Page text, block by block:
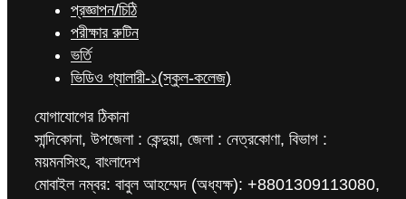
প্রজ্ঞাপন/চিঠি
পরীক্ষার রুটিন
ভর্তি
ভিডিও গ্যালারী-১(স্কুল-কলেজ)
যোগাযোগের ঠিকানা
সান্দিকোনা, উপজেলা : কেন্দুয়া, জেলা : নেত্রকোণা, বিভাগ :
ময়মনসিংহ, বাংলাদেশ
মোবাইল নম্বর: বাবুল আহম্মেদ (অধ্যক্ষ): +8801309113080,